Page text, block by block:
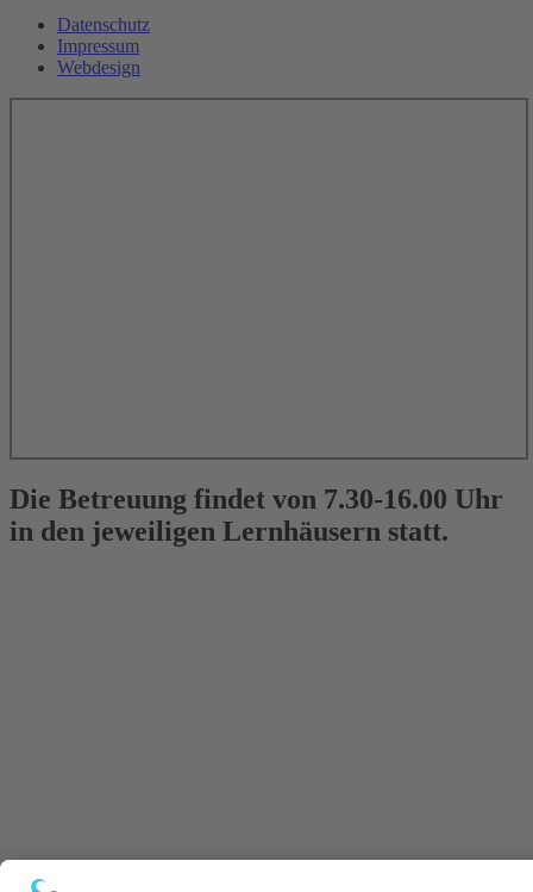
Datenschutz
Impressum
Webdesign
Die Betreuung findet von 7.30-16.00 Uhr
in den jeweiligen Lernhäusern statt.